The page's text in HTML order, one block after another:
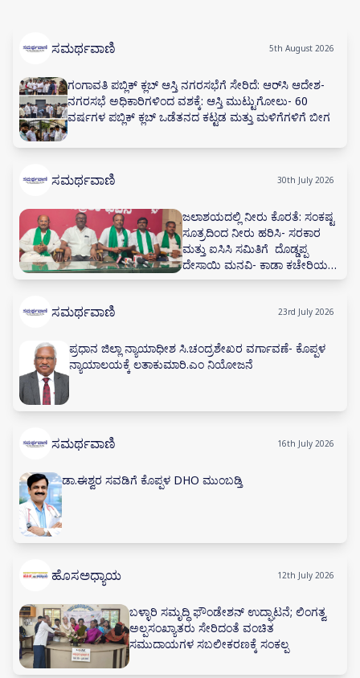
ಸಮರ್ಥವಾಣಿ 5th August 2026
ಗಂಗಾವತಿ ಪಬ್ಲಿಕ್ ಕ್ಲಬ್ ಆಸ್ತಿ ನಗರಸಭೆಗೆ ಸೇರಿದೆ: ಆರ್‌ಸಿ ಆದೇಶ-
ನಗರಸಭೆ ಅಧಿಕಾರಿಗಳಿಂದ ವಶಕ್ಕೆ: ಆಸ್ತಿ ಮುಟ್ಟುಗೋಲು- 60
ವರ್ಷಗಳ ಪಬ್ಲಿಕ್ ಕ್ಲಬ್ ಒಡೆತನದ ಕಟ್ಟಡ ಮತ್ತು ಮಳಿಗೆಗಳಿಗೆ ಬೀಗ
ಸಮರ್ಥವಾಣಿ 30th July 2026
ಜಲಾಶಯದಲ್ಲಿ ನೀರು ಕೊರತೆ: ಸಂಕಷ್ಟ
ಸೂತ್ರದಿಂದ ನೀರು ಹರಿಸಿ- ಸರಕಾರ
ಮತ್ತು ಐಸಿಸಿ ಸಮಿತಿಗೆ ದೊಡ್ಡಪ್ಪ
ದೇಸಾಯಿ ಮನವಿ- ಕಾಡಾ ಕಚೇರಿಯಲ್ಲಿ
ನೀರಾವರಿ ಸಲಹಾ ಸಮಿತಿ ಸಭೆ ನಡೆಸಲು
ಸಮರ್ಥವಾಣಿ 23rd July 2026
ಪ್ರಧಾನ ಜಿಲ್ಲಾ ನ್ಯಾಯಾಧೀಶ ಸಿ.ಚಂದ್ರಶೇಖರ ವರ್ಗಾವಣೆ- ಕೊಪ್ಪಳ
ನ್ಯಾಯಾಲಯಕ್ಕೆ ಲತಾಕುಮಾರಿ.ಎಂ ನಿಯೋಜನೆ
ಸಮರ್ಥವಾಣಿ 16th July 2026
ಡಾ.ಈಶ್ವರ ಸವಡಿಗೆ ಕೊಪ್ಪಳ DHO ಮುಂಬಡ್ತಿ
ಹೊಸಅಧ್ಯಾಯ 12th July 2026
ಬಳ್ಳಾರಿ ಸಮೃದ್ಧಿ ಫೌಂಡೇಶನ್ ಉದ್ಘಾಟನೆ; ಲಿಂಗತ್ವ
ಅಲ್ಪಸಂಖ್ಯಾತರು ಸೇರಿದಂತೆ ವಂಚಿತ
ಸಮುದಾಯಗಳ ಸಬಲೀಕರಣಕ್ಕೆ ಸಂಕಲ್ಪ